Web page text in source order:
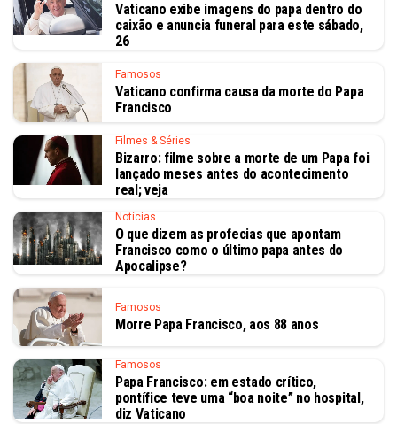
Vaticano exibe imagens do papa dentro do
caixão e anuncia funeral para este sábado,
26
Famosos
Vaticano confirma causa da morte do Papa
Francisco
Filmes & Séries
Bizarro: filme sobre a morte de um Papa foi
lançado meses antes do acontecimento
real; veja
Notícias
O que dizem as profecias que apontam
Francisco como o último papa antes do
Apocalipse?
Famosos
Morre Papa Francisco, aos 88 anos
Famosos
Papa Francisco: em estado crítico,
pontífice teve uma “boa noite” no hospital,
diz Vaticano